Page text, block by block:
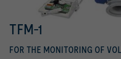
TFM-1
FOR THE MONITORING OF